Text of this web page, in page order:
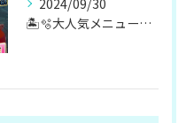
2024/09/30
🏝️🫧大人気メニューマリンスポーツ遊び放題🫧🏝️